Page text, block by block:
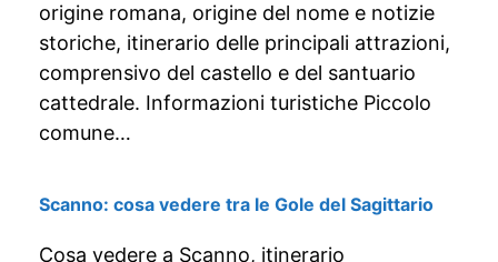
origine romana, origine del nome e notizie
storiche, itinerario delle principali attrazioni,
comprensivo del castello e del santuario
cattedrale. Informazioni turistiche Piccolo
comune…
Scanno: cosa vedere tra le Gole del Sagittario
Cosa vedere a Scanno, itinerario